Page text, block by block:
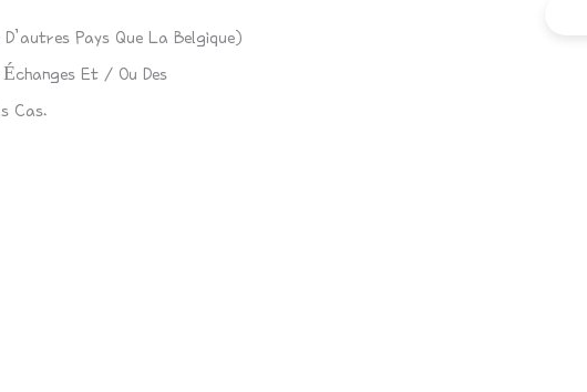
Pays Que La Belgique)
Échanges Et / Ou Des
Cas.